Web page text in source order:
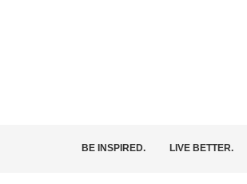
BE INSPIRED. LIVE BETTER.